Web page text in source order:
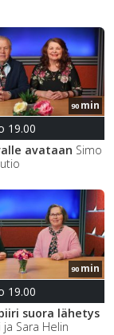
90 min
19.00
avataan Simo
90 min
19.00
suora lähetys
ja Sara Helin